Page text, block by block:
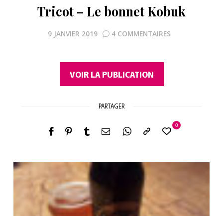
Tricot – Le bonnet Kobuk
9 JANVIER 2019 4 COMMENTAIRES
VOIR LA PUBLICATION
PARTAGER
0